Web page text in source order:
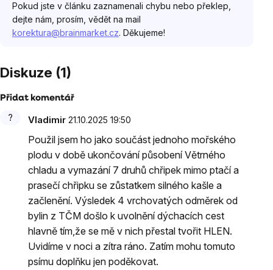
Pokud jste v článku zaznamenali chybu nebo překlep,
dejte nám, prosím, vědět na mail
korektura@brainmarket.cz. Děkujeme!
Diskuze (1)
Přidat komentář
Výpis
diskuzí
Vladimir 21.10.2025 19:50
Použil jsem ho jako součást jednoho mořského
plodu v době ukončování působení Větrného
chladu a vymazání 7 druhů chřipek mimo ptačí a
prasečí chřipku se zůstatkem silného kašle a
začlenění. Výsledek 4 vrchovatých odměrek od
bylin z TČM došlo k uvolnění dýchacích cest
hlavně tím,že se mě v nich přestal tvořit HLEN.
Uvidíme v noci a zítra ráno. Zatím mohu tomuto
psímu doplňku jen poděkovat.